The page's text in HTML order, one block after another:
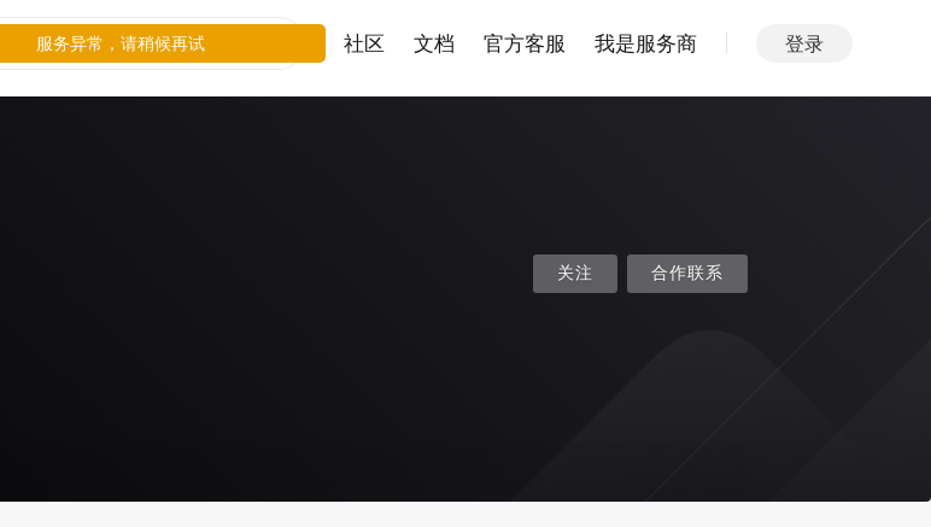
社区 文档 官方客服 我是服务商 登录
关注 合作联系
服务异常，请稍候再试